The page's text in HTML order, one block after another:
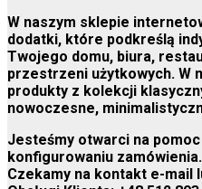
W naszym sklepie
dodatki, które podkreślą
Twojego domu, biura,
przestrzeni użytkowych. W
produkty z kolekcji
nowoczesne,
Jesteśmy otwarci na
konfigurowaniu zamówienia.
Czekamy na kontakt e-mail